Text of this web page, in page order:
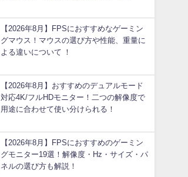
【2026年8月】FPSにおすすめなゲーミン
グマウス！マウスの選び方や性能、重量に
よる違いについて ！
【2026年8月】おすすめのデュアルモード
対応4K/フルHDモニター！二つの解像度で
用途に合わせて使い分けられる！
【2026年8月】FPSにおすすめのゲーミン
グモニター19選！解像度・Hz・サイズ・パ
ネルの選び方も解説！